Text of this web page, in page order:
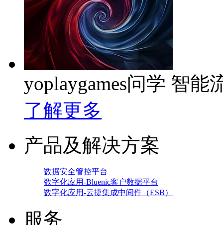
yoplaygames问学 智能
了解更多
产品及解决方案
数据安全管控平台
数字化应用-Bluenic客户数据平台
数字化应用-云捷集成中间件（ESB）
服务